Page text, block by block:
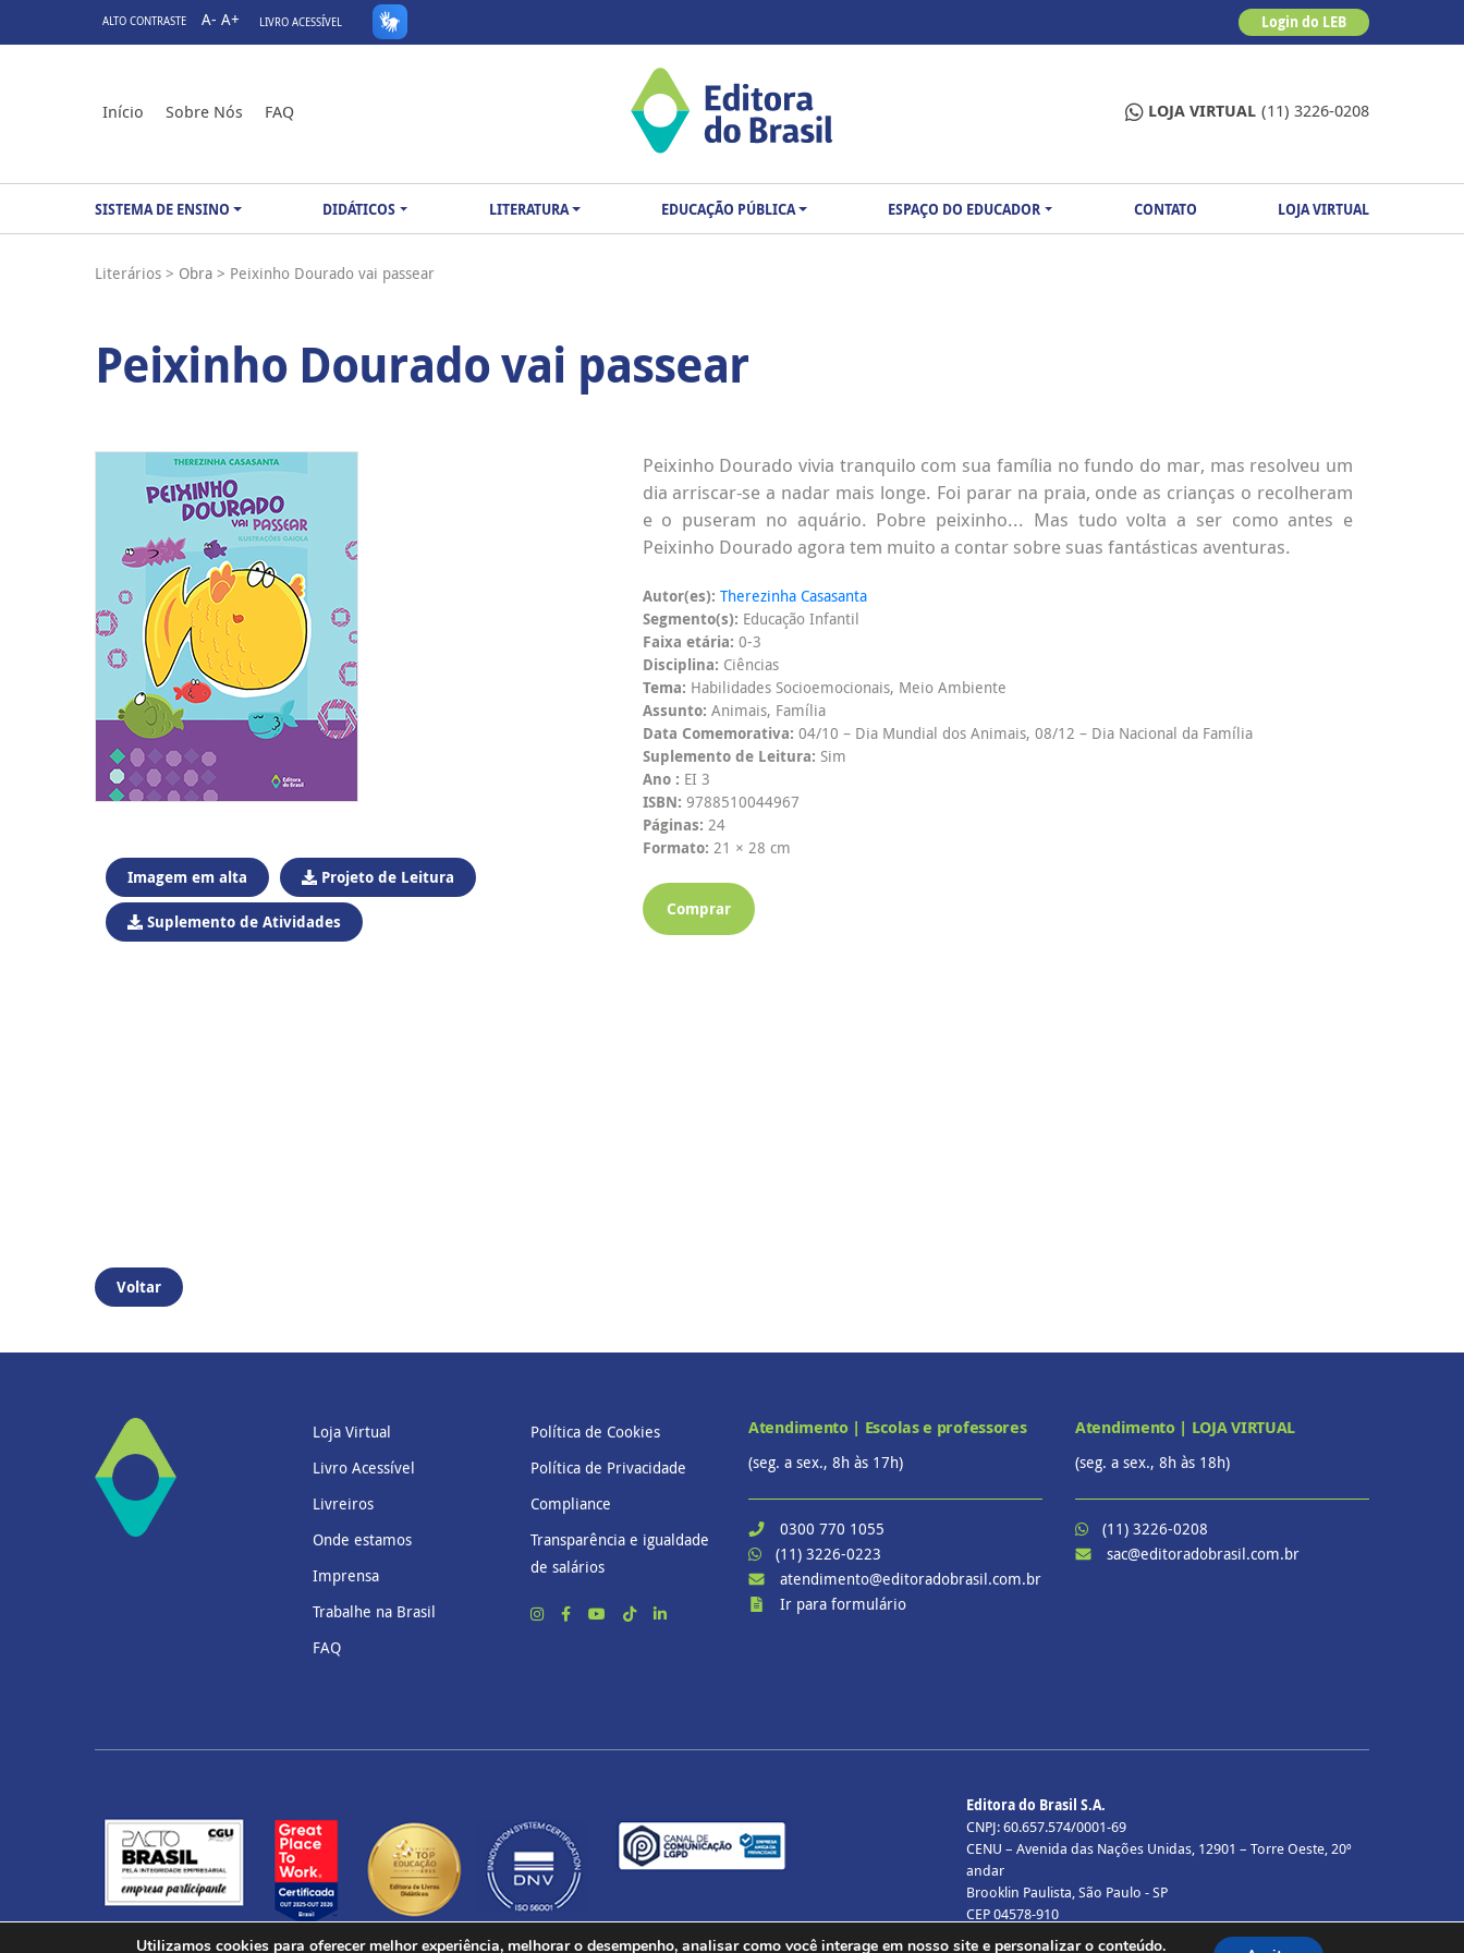
ALTO CONTRASTE A- A+ LIVRO ACESSÍVEL Login do LEB
Início Sobre Nós FAQ LOJA VIRTUAL (11) 3226-0208
SISTEMA DE ENSINO DIDÁTICOS LITERATURA EDUCAÇÃO PÚBLICA ESPAÇO DO EDUCADOR CONTATO LOJA VIRTUAL
Literários > Obra > Peixinho Dourado vai passear
Peixinho Dourado vai passear
Imagem em alta Projeto de Leitura
Suplemento de Atividades
Peixinho Dourado vivia tranquilo com sua família no fundo do mar, mas resolveu um
dia arriscar-se a nadar mais longe. Foi parar na praia, onde as crianças o recolheram
e o puseram no aquário. Pobre peixinho... Mas tudo volta a ser como antes e
Peixinho Dourado agora tem muito a contar sobre suas fantásticas aventuras.
Autor(es): Therezinha Casasanta
Segmento(s): Educação Infantil
Faixa etária: 0-3
Disciplina: Ciências
Tema: Habilidades Socioemocionais, Meio Ambiente
Assunto: Animais, Família
Data Comemorativa: 04/10 – Dia Mundial dos Animais, 08/12 – Dia Nacional da Família
Suplemento de Leitura: Sim
Ano : EI 3
ISBN: 9788510044967
Páginas: 24
Formato: 21 × 28 cm
Comprar
Voltar
Loja Virtual
Livro Acessível
Livreiros
Onde estamos
Imprensa
Trabalhe na Brasil
FAQ
Política de Cookies
Política de Privacidade
Compliance
Transparência e igualdade
de salários
Atendimento | Escolas e professores
(seg. a sex., 8h às 17h)
0300 770 1055
(11) 3226-0223
atendimento@editoradobrasil.com.br
Ir para formulário
Atendimento | LOJA VIRTUAL
(seg. a sex., 8h às 18h)
(11) 3226-0208
sac@editoradobrasil.com.br
Editora do Brasil S.A.
CNPJ: 60.657.574/0001-69
CENU – Avenida das Nações Unidas, 12901 – Torre Oeste, 20º
andar
Brooklin Paulista, São Paulo - SP
CEP 04578-910
Todos os direitos reservados.
Utilizamos cookies para oferecer melhor experiência, melhorar o desempenho, analisar como você interage em nosso site e personalizar o conteúdo.